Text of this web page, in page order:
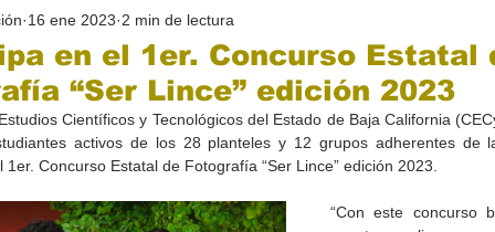
en el 1er. Concurso Estatal
“Ser Lince” edición 2023
16 ene 2023 2 min de lectura
Científicos y Tecnológicos del Estado de Baja California
activos de los 28 planteles y 12 grupos adherentes de
1er. Concurso Estatal de Fotografía “Ser Lince” edición 2023.
“Con este concurso
abre la
alto impacto
Celebran el mes del amor
en la Casa de la Cultura
Progreso con micrófono
abierto
"Me llamo
realista y